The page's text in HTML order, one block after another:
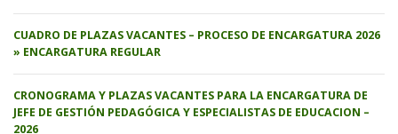
CUADRO DE PLAZAS VACANTES – PROCESO DE ENCARGATURA 2026
» ENCARGATURA REGULAR
CRONOGRAMA Y PLAZAS VACANTES PARA LA ENCARGATURA DE
JEFE DE GESTIÓN PEDAGÓGICA Y ESPECIALISTAS DE EDUCACION –
2026